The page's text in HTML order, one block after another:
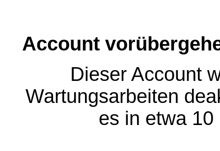
Account
Dieser Account
Wartungsarbeiten
es in etwa